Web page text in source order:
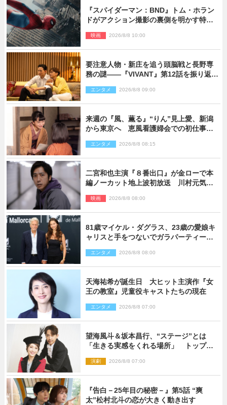
『スパイダーマン：BND』トム・ホラン
ドがアクション撮影の裏側を明かす特別
映画 2026/8/8 10:00
要注意人物・新庄を追う頭脳戦と長野専
務の謎――『VIVANT』第12話を振り返
エンタメ 2026/8/8 09:00
来週の『風、薫る』“りん”見上愛、新潟
から東京へ 恵風看護婦会での初仕事に
エンタメ 2026/8/8 08:15
二宮和也主演『８番出口』が金ローで本
編ノーカット地上波初放送 川村元気監
映画 2026/8/8 08:00
81歳マイケル・ダグラス、23歳の愛娘キ
ャリスと手をつないでガラパーティーに
エンタメ 2026/8/8 08:00
天海祐希が誕生日 大ヒット主演作『女
王の教室』児童役キャストたちの現在
エンタメ 2026/8/8 07:00
望海風斗＆坂本昌行、“ステージ”とは
「生きる実感をくれる場所」 トップを
演劇 2026/8/8 07:00
『告白－25年目の秘密－』第5話 “爽
太”松村北斗の恋が大きく動き出す